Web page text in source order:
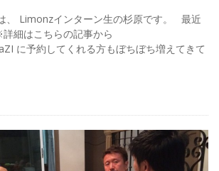
、 Limonzインターン生の杉原です。 最近
細はこちらの記事から
に予約してくれる方もぼちぼち増えてきて